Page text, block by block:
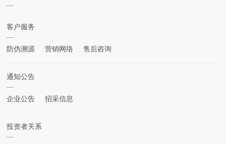
客户服务
防伪溯源 营销网络 售后咨询
通知公告
企业公告 招采信息
投资者关系